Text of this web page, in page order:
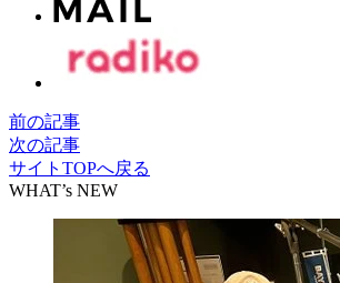
前の記事
次の記事
サイトTOPへ戻る
WHAT’s NEW